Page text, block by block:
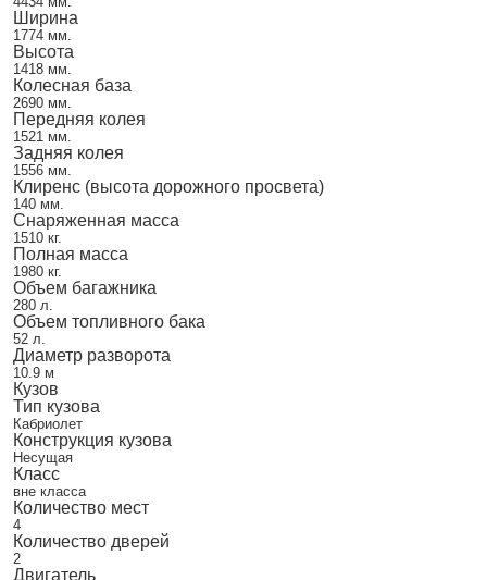
Ширина
1774 мм.
Высота
1418 мм.
Колесная база
2690 мм.
Передняя колея
1521 мм.
Задняя колея
1556 мм.
Клиренс (высота дорожного просвета)
140 мм.
Снаряженная масса
1510 кг.
Полная масса
1980 кг.
Объем багажника
280 л.
Объем топливного бака
52 л.
Диаметр разворота
10.9 м
Кузов
Тип кузова
Кабриолет
Конструкция кузова
Несущая
Класс
вне класса
Количество мест
4
Количество дверей
2
Двигатель